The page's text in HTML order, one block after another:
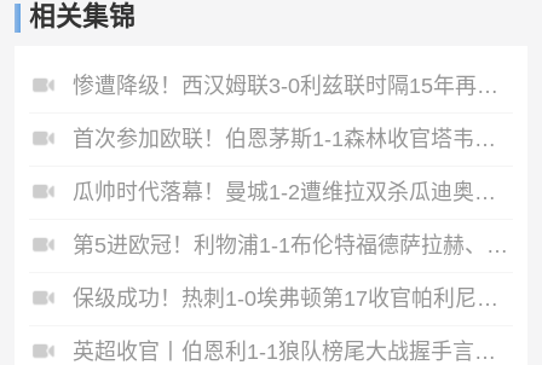
相关集锦
惨遭降级！西汉姆联3-0利兹联时隔15年再度降级至英冠
首次参加欧联！伯恩茅斯1-1森林收官塔韦尼耶救主怀特远射破门
瓜帅时代落幕！曼城1-2遭维拉双杀瓜迪奥拉、B席、斯通斯告别战
第5进欧冠！利物浦1-1布伦特福德萨拉赫、罗伯逊结束9年红军生涯
保级成功！热刺1-0埃弗顿第17收官帕利尼亚制胜热刺近6轮仅1负
英超收官丨伯恩利1-1狼队榜尾大战握手言和两队双双降入英冠